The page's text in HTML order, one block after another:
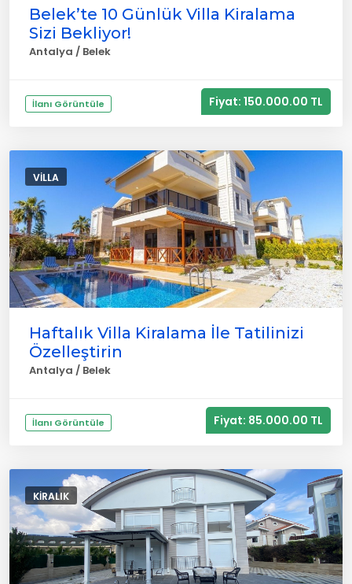
Belek’te 10 Günlük Villa Kiralama
Sizi Bekliyor!
Antalya / Belek
İlanı Görüntüle Fiyat: 150.000.00 TL
VILLA
Haftalık Villa Kiralama İle Tatilinizi
Özelleştirin
Antalya / Belek
İlanı Görüntüle Fiyat: 85.000.00 TL
KIRALIK